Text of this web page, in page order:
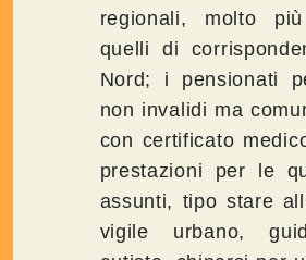
regionali, molto
quelli di
Nord; i pensionati
non invalidi ma
con certificato
prestazioni per le
assunti, tipo stare
vigile urbano,